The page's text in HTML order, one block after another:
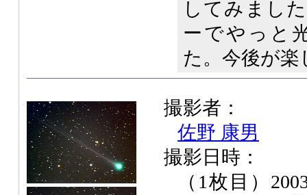
してみまし
ーでやっと
た。今後が楽
撮影者：
佐野 康男
撮影日時：
（1枚目）